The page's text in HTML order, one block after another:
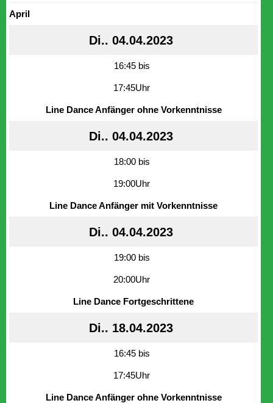
April
Di.. 04.04.2023
16:45 bis
17:45Uhr
Line Dance Anfänger ohne Vorkenntnisse
Di.. 04.04.2023
18:00 bis
19:00Uhr
Line Dance Anfänger mit Vorkenntnisse
Di.. 04.04.2023
19:00 bis
20:00Uhr
Line Dance Fortgeschrittene
Di.. 18.04.2023
16:45 bis
17:45Uhr
Line Dance Anfänger ohne Vorkenntnisse